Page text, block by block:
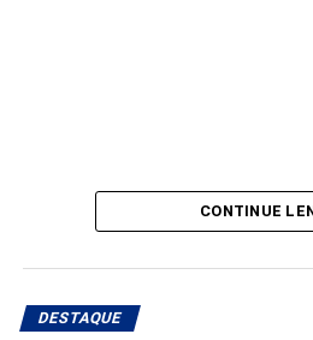
CONTINUE
DESTAQUE